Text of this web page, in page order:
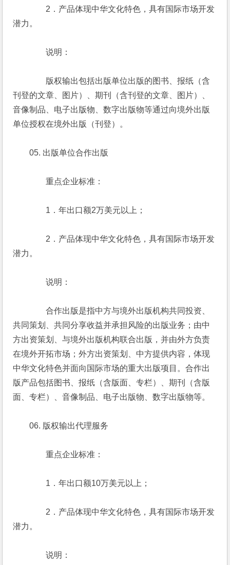
2．产品体现中华文化特色，具有国际市场开发
潜力。
说明：
版权输出包括出版单位出版的图书、报纸（含
刊登的文章、图片）、期刊（含刊登的文章、图片）、
音像制品、电子出版物、数字出版物等通过向境外出版
单位授权在境外出版（刊登）。
05. 出版单位合作出版
重点企业标准：
1．年出口额2万美元以上；
2．产品体现中华文化特色，具有国际市场开发
潜力。
说明：
合作出版是指中方与境外出版机构共同投资、
共同策划、共同分享收益并承担风险的出版业务；由中
方出资策划、与境外出版机构联合出版，并由外方负责
在境外开拓市场；外方出资策划、中方提供内容，体现
中华文化特色并面向国际市场的重大出版项目。合作出
版产品包括图书、报纸（含版面、专栏）、期刊（含版
面、专栏）、音像制品、电子出版物、数字出版物等。
06. 版权输出代理服务
重点企业标准：
1．年出口额10万美元以上；
2．产品体现中华文化特色，具有国际市场开发
潜力。
说明：